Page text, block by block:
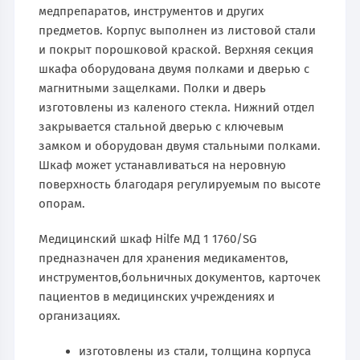
медпрепаратов, инструментов и других
предметов. Корпус выполнен из листовой стали
и покрыт порошковой краской. Верхняя секция
шкафа оборудована двумя полками и дверью с
магнитными защелками. Полки и дверь
изготовлены из каленого стекла. Нижний отдел
закрывается стальной дверью с ключевым
замком и оборудован двумя стальными полками.
Шкаф может устанавливаться на неровную
поверхность благодаря регулируемым по высоте
опорам.
Медицинский шкаф Hilfe МД 1 1760/SG
предназначен для хранения медикаментов,
инструментов,больничных документов, карточек
пациентов в медицинских учреждениях и
организациях.
изготовлены из стали, толщина корпуса